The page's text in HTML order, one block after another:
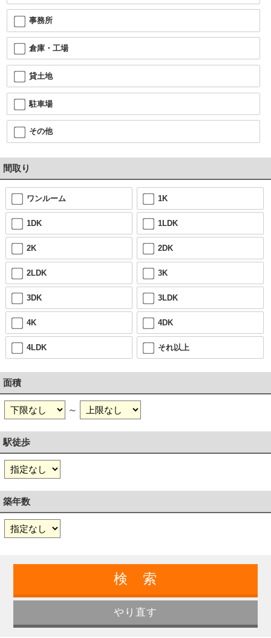
事務所
倉庫・工場
貸土地
駐車場
その他
間取り
ワンルーム 1K
1DK 1LDK
2K 2DK
2LDK 3K
3DK 3LDK
4K 4DK
4LDK それ以上
面積
～
駅徒歩
築年数